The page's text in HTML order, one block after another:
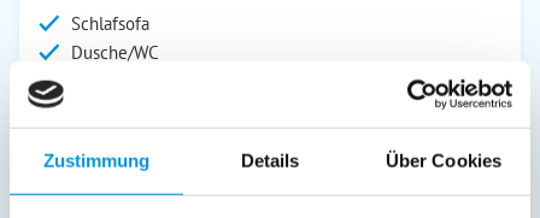
Zustimmung Details Über Cookies
Schlafsofa
Dusche/WC
Außenanlage:
Grill